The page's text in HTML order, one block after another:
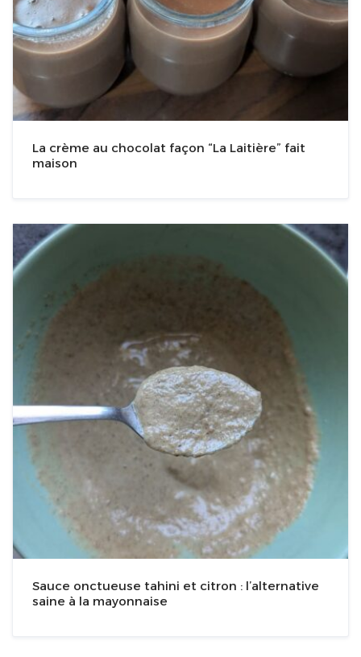
La crème au chocolat façon “La Laitière” fait
maison
Sauce onctueuse tahini et citron : l’alternative
saine à la mayonnaise